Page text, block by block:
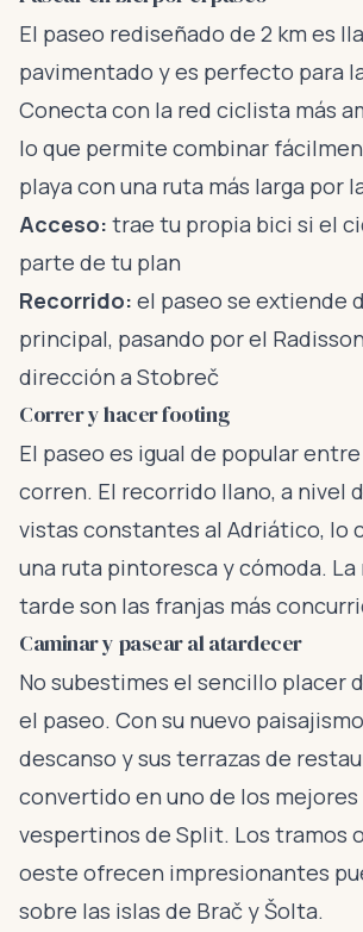
El paseo rediseñado de 2 km es
pavimentado y es perfecto para
Conecta con la red ciclista más
lo que permite combinar
playa con una ruta más larga por
Acceso: trae tu propia bici si el
parte de tu plan
Recorrido: el paseo se extiende
principal, pasando por el
dirección a Stobreč
Correr y hacer footing
El paseo es igual de popular
corren. El recorrido llano, a nivel
vistas constantes al Adriático, lo
una ruta pintoresca y cómoda. La
tarde son las franjas más
Caminar y pasear al atardecer
No subestimes el sencillo placer
el paseo. Con su nuevo
descanso y sus terrazas de
convertido en uno de los mejores
vespertinos de Split. Los tramos
oeste ofrecen impresionantes
sobre las islas de Brač y Šolta.